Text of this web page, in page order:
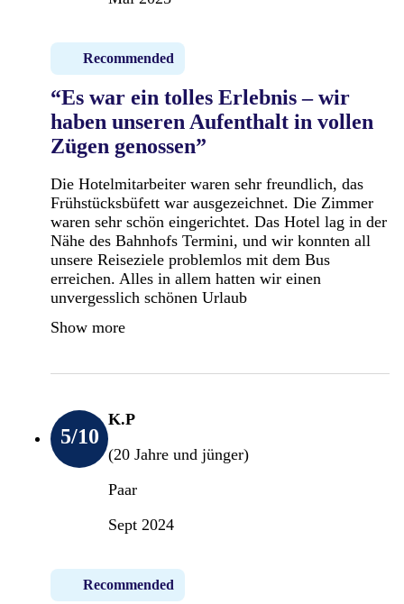
Recommended
“Es war ein tolles Erlebnis – wir
haben unseren Aufenthalt in vollen
Zügen genossen”
Die Hotelmitarbeiter waren sehr freundlich, das
Frühstücksbüfett war ausgezeichnet. Die Zimmer
waren sehr schön eingerichtet. Das Hotel lag in der
Nähe des Bahnhofs Termini, und wir konnten all
unsere Reiseziele problemlos mit dem Bus
erreichen. Alles in allem hatten wir einen
unvergesslich schönen Urlaub
Show more
5/10
K.P
(20 Jahre und jünger)
Paar
Sept 2024
Recommended